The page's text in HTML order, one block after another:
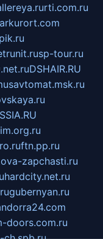
rti.com.ru
sp-tour.ru
DSHAIR.RU
ftn.pp.ru
zapchasti.ru
hardcity.net.ru
gubernyan.ru
doors.com.ru